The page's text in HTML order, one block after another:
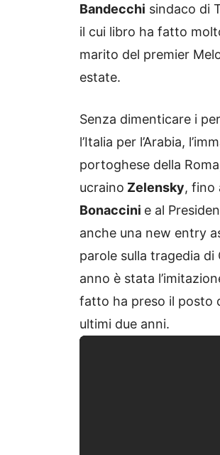
Bandecchi sindaco di
il cui libro ha fatto
marito del premier
estate.
Senza dimenticare i
l’Italia per l’Arabia,
portoghese della
ucraino Zelensky, fino
Bonaccini e al
anche una new entry
parole sulla tragedia
anno è stata
fatto ha preso il posto
ultimi due anni.